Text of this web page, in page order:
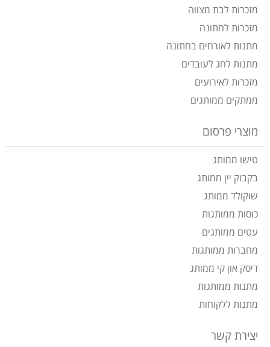
מזכרות לבת מצווה
מזכרות לחתונה
מתנות לאורחים בחתונה
מתנות לחג לעובדים
מזכרות לאירועים
ממתקים ממותגים
מוצרי פרסום
טישו ממותג
בקבוק יין ממותג
שוקולד ממותג
כוסות ממותגות
עטים ממותגים
מחברות ממותגות
דיסק און קי ממותג
מתנות ממותגות
מתנות ללקוחות
יצירת קשר